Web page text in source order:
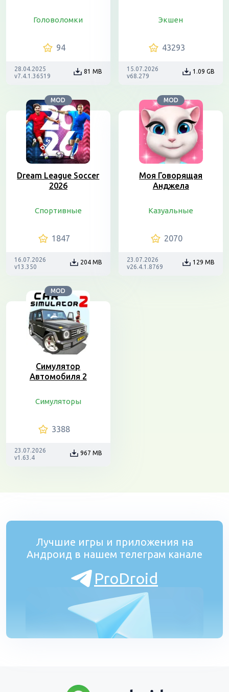
Головоломки
94
28.04.2025
v7.4.1.36519
81 MB
Экшен
43293
15.07.2026
v68.279
1.09 GB
MOD
Dream League Soccer
2026
Спортивные
1847
16.07.2026
v13.350
204 MB
MOD
Моя Говорящая
Анджела
Казуальные
2070
23.07.2026
v26.4.1.8769
129 MB
MOD
Симулятор
Автомобиля 2
Симуляторы
3388
23.07.2026
v1.63.4
967 MB
Лучшие игры и приложения на
Андроид в нашем телеграм канале
ProDroid